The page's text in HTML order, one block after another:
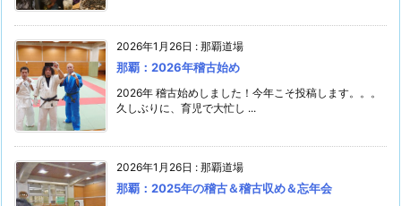
2026年1月26日 : 那覇道場
那覇：2026年稽古始め
2026年 稽古始めしました！今年こそ投稿します。。。
久しぶりに、育児で大忙し ...
2026年1月26日 : 那覇道場
那覇：2025年の稽古＆稽古収め＆忘年会